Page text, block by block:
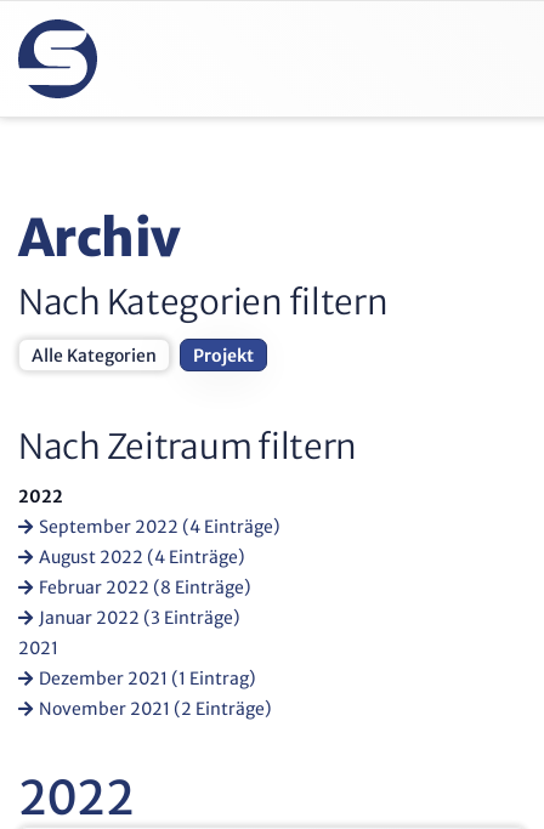
Archiv
Nach Kategorien filtern
Alle Kategorien Projekt
Nach Zeitraum filtern
2022
September 2022 (4 Einträge)
August 2022 (4 Einträge)
Februar 2022 (8 Einträge)
Januar 2022 (3 Einträge)
2021
Dezember 2021 (1 Eintrag)
November 2021 (2 Einträge)
2022